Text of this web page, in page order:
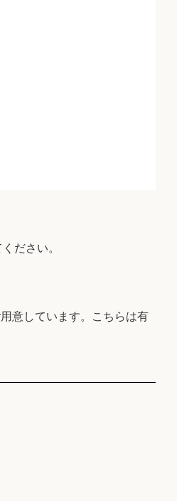
ださい。
意しています。こちらは有